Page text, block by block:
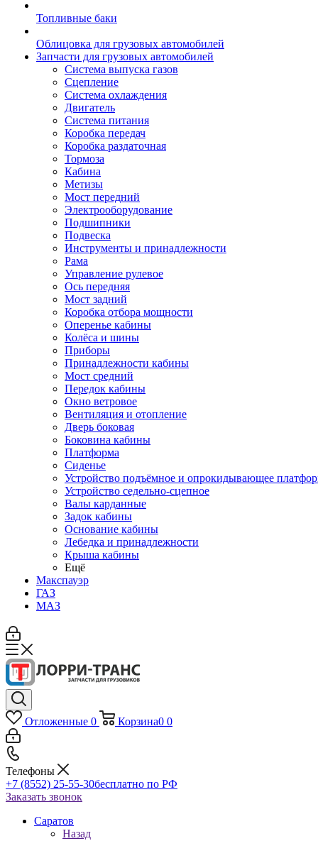
Топливные баки
Облицовка для грузовых автомобилей
Запчасти для грузовых автомобилей
Система выпуска газов
Сцепление
Система охлаждения
Двигатель
Система питания
Коробка передач
Коробка раздаточная
Тормоза
Кабина
Метизы
Мост передний
Электрооборудование
Подшипники
Подвеска
Инструменты и принадлежности
Рама
Управление рулевое
Ось передняя
Мост задний
Коробка отбора мощности
Оперенье кабины
Колёса и шины
Приборы
Принадлежности кабины
Мост средний
Передок кабины
Окно ветровое
Вентиляция и отопление
Дверь боковая
Боковина кабины
Платформа
Сиденье
Устройство подъёмное и опрокидывающее
Устройство седельно-сцепное
Валы карданные
Задок кабины
Основание кабины
Лебедка и принадлежности
Крыша кабины
Ещё
Макспауэр
ГАЗ
МАЗ
Отложенные 0 Корзина0 0
Телефоны
+7 (8552) 25-55-30бесплатно по РФ
Заказать звонок
Саратов
Назад